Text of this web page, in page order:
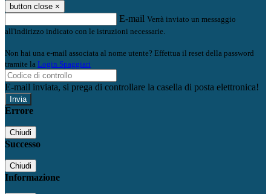
button close ×
E-mail Verrà inviato un messaggio
all'indirizzo indicato con le istruzioni necessarie.
Non hai una e-mail associata al nome utente? Effettua il reset della password
tramite la Login Spaggiari
E-mail inviata, si prega di controllare la casella di posta elettronica!
Errore
Chiudi
Successo
Chiudi
Informazione